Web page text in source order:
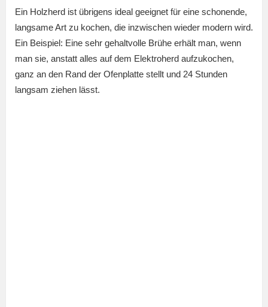
Ein Holzherd ist übrigens ideal geeignet für eine schonende,
langsame Art zu kochen, die inzwischen wieder modern wird.
Ein Beispiel: Eine sehr gehaltvolle Brühe erhält man, wenn
man sie, anstatt alles auf dem Elektroherd aufzukochen,
ganz an den Rand der Ofenplatte stellt und 24 Stunden
langsam ziehen lässt.